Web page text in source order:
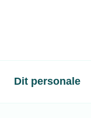
Dit personale